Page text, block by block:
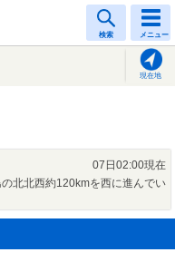
検索 メニュー
現在地
07日02:00現在
北北西約120kmを西に進んでい